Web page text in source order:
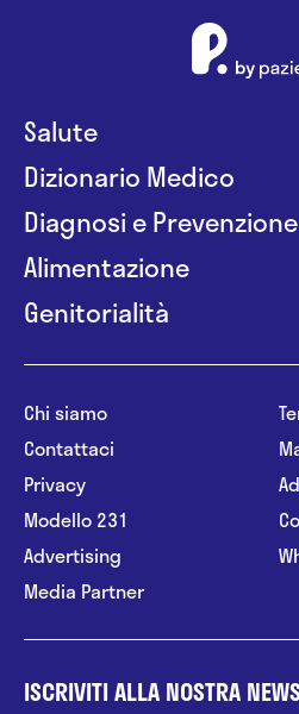
Salute
Dizionario Medico
Diagnosi e Prevenzione
Alimentazione
Genitorialità
Chi siamo
Contattaci
Privacy
Modello 231
Advertising
Media Partner
ISCRIVITI ALLA NOSTRA